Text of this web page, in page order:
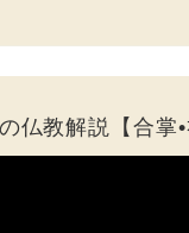
仏教解説【合掌